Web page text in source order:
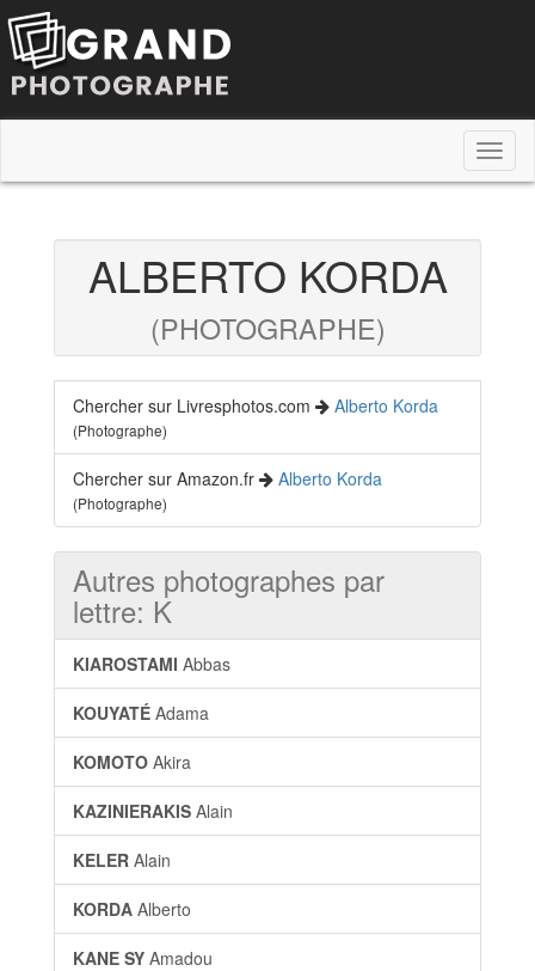
ALBERTO KORDA
(PHOTOGRAPHE)
Chercher sur Livresphotos.com Alberto Korda
(Photographe)
Chercher sur Amazon.fr Alberto Korda
(Photographe)
Autres photographes par
lettre: K
KIAROSTAMI Abbas
KOUYATÉ Adama
KOMOTO Akira
KAZINIERAKIS Alain
KELER Alain
KORDA Alberto
KANE SY Amadou